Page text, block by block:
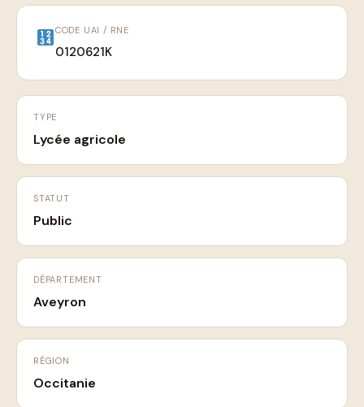
CODE UAI / RNE
0120621K
TYPE
Lycée agricole
STATUT
Public
DÉPARTEMENT
Aveyron
RÉGION
Occitanie